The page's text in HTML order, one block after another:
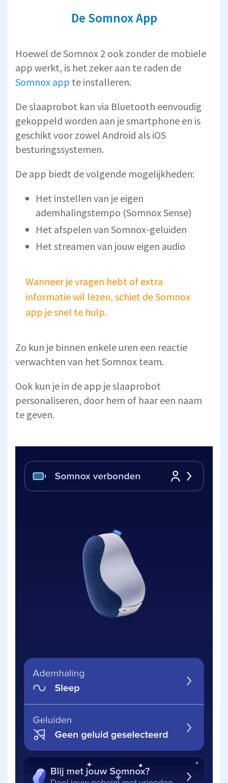
De Somnox App
Hoewel de Somnox 2 ook zonder de mobiele
app werkt, is het zeker aan te raden de
Somnox app te installeren.
De slaaprobot kan via Bluetooth eenvoudig
gekoppeld worden aan je smartphone en is
geschikt voor zowel Android als iOS
besturingssystemen.
De app biedt de volgende mogelijkheden:
Het instellen van je eigen
ademhalingstempo (Somnox Sense)
Het afspelen van Somnox-geluiden
Het streamen van jouw eigen audio
Wanneer je vragen hebt of extra
informatie wil lezen, schiet de Somnox
app je snel te hulp.
Zo kun je binnen enkele uren een reactie
verwachten van het Somnox team.
Ook kun je in de app je slaaprobot
personaliseren, door hem of haar een naam
te geven.